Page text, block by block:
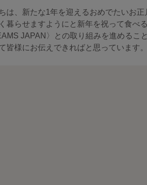
は、新たな1年を迎えるおめでたいお
暮らせますようにと新年を祝って食べ
JAPAN〉との取り組みを進めるこ
皆様にお伝えできればと思っています。